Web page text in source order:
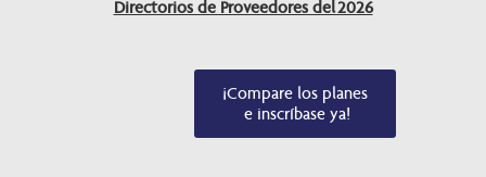
Directorios de Proveedores del 2026
¡Compare los planes
e inscríbase ya!